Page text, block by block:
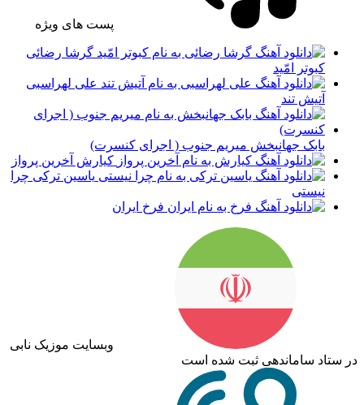
پست های ویژه
گرشا رضائی
کبوتر امّید
علی لهراسبی
آتیش تند
بابک جهانبخش میریم جنوب ( اجرای کنسرت)
کیارش آخرین پرواز
یاسین ترکی چرا
نیستی
فرخ ایران
وبسایت موزیک نابی
در ستاد ساماندهی ثبت شده است